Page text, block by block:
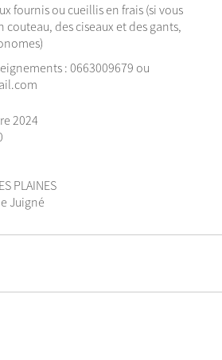
fournis ou cueillis en frais (si vous
couteau, des ciseaux et des gants,
: 0663009679 ou
2024
PLAINES
Juigné